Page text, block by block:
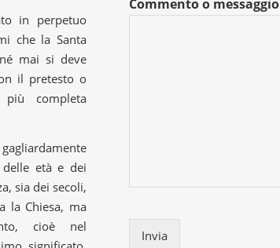
in perpetuo
che la Santa
mai si deve
il pretesto o
completa
età e dei
sia dei secoli,
la Chiesa, ma
cioè nel
Commento o messaggio
Invia